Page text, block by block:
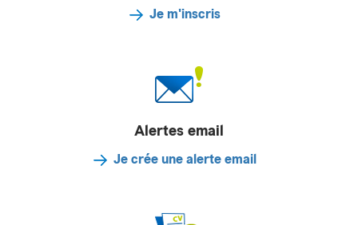
Je m'inscris
Alertes email
Je crée une alerte email